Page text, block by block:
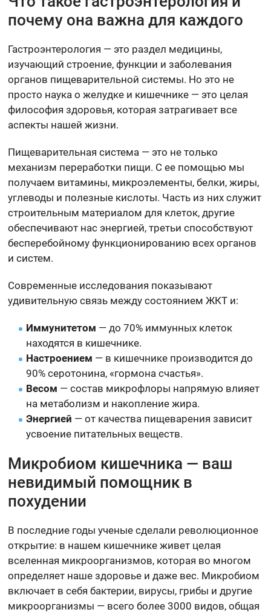
почему она важна для каждого
Гастроэнтерология — это раздел медицины,
изучающий строение, функции и заболевания
органов пищеварительной системы. Но это не
просто наука о желудке и кишечнике — это целая
философия здоровья, которая затрагивает все
аспекты нашей жизни.
Пищеварительная система — это не только
механизм переработки пищи. С ее помощью мы
получаем витамины, микроэлементы, белки, жиры,
углеводы и полезные кислоты. Часть из них служит
строительным материалом для клеток, другие
обеспечивают нас энергией, третьи способствуют
бесперебойному функционированию всех органов
и систем.
Современные исследования показывают
удивительную связь между состоянием ЖКТ и:
Иммунитетом — до 70% иммунных клеток
находятся в кишечнике.
Настроением — в кишечнике производится до
90% серотонина, «гормона счастья».
Весом — состав микрофлоры напрямую влияет
на метаболизм и накопление жира.
Энергией — от качества пищеварения зависит
усвоение питательных веществ.
Микробиом кишечника — ваш
невидимый помощник в
похудении
В последние годы ученые сделали революционное
открытие: в нашем кишечнике живет целая
вселенная микроорганизмов, которая во многом
определяет наше здоровье и даже вес. Микробиом
включает в себя бактерии, вирусы, грибы и другие
микроорганизмы — всего более 3000 видов, общая